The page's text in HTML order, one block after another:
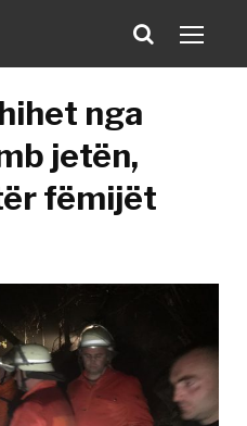
nga
jetën,
fëmijët